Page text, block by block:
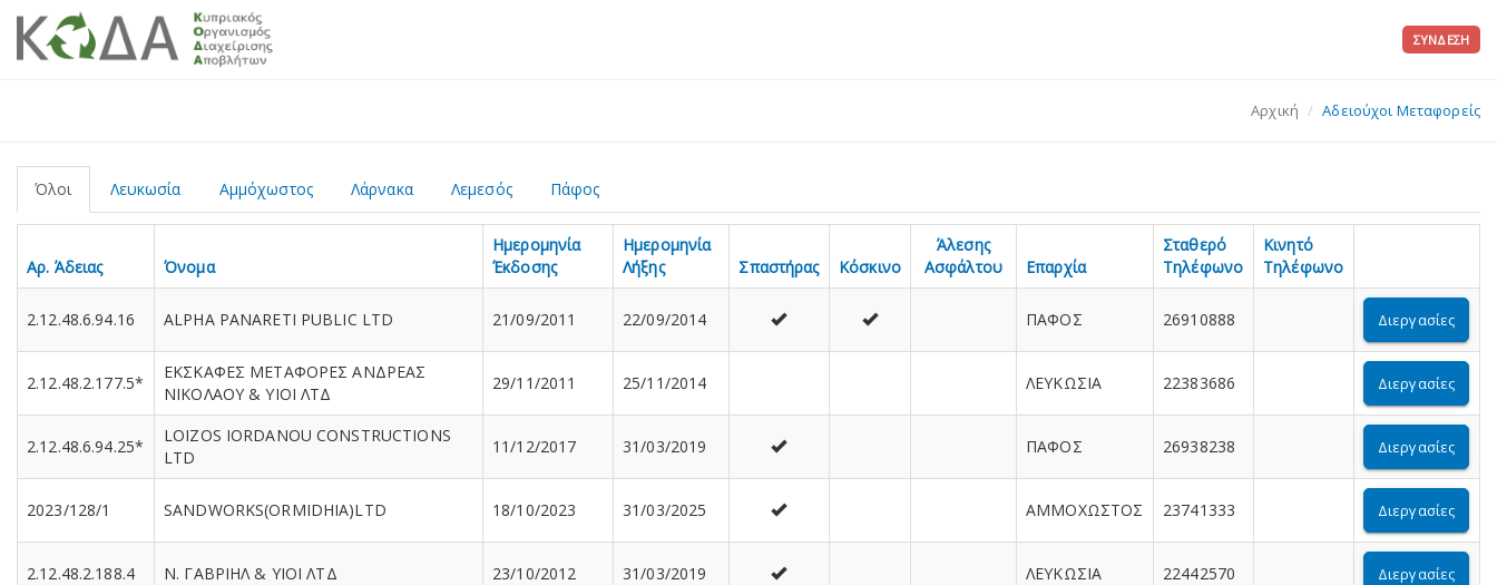
ΣΎΝΔΕΣΗ
Αρχική Αδειούχοι Μεταφορείς
Όλοι Λευκωσία Αμμόχωστος Λάρνακα Λεμεσός Πάφος
Αρ. Άδειας Όνομα
Ημερομηνία
Έκδοσης
Ημερομηνία
Λήξης
Σπαστήρας Κόσκινο
Άλεσης
Ασφάλτου
Επαρχία
Σταθερό
Τηλέφωνο
Κινητό
Τηλέφωνο
2.12.48.6.94.16 ALPHA PANARETI PUBLIC LTD 21/09/2011 22/09/2014 ΠΑΦΟΣ 26910888 Διεργασίες
2.12.48.2.177.5*
ΕΚΣΚΑΦΕΣ ΜΕΤΑΦΟΡΕΣ ΑΝΔΡΕΑΣ
ΝΙΚΟΛΑΟΥ & ΥΙΟΙ ΛΤΔ
29/11/2011 25/11/2014 ΛΕΥΚΩΣΙΑ 22383686 Διεργασίες
2.12.48.6.94.25*
LOIZOS IORDANOU CONSTRUCTIONS
LTD
11/12/2017 31/03/2019 ΠΑΦΟΣ 26938238 Διεργασίες
2023/128/1 SANDWORKS(ORMIDHIA)LTD 18/10/2023 31/03/2025 ΑΜΜΟΧΩΣΤΟΣ 23741333 Διεργασίες
2.12.48.2.188.4 N. ΓΑΒΡΙΗΛ & ΥΙΟΙ ΛΤΔ 23/10/2012 31/03/2019 ΛΕΥΚΩΣΙΑ 22442570 Διεργασίες